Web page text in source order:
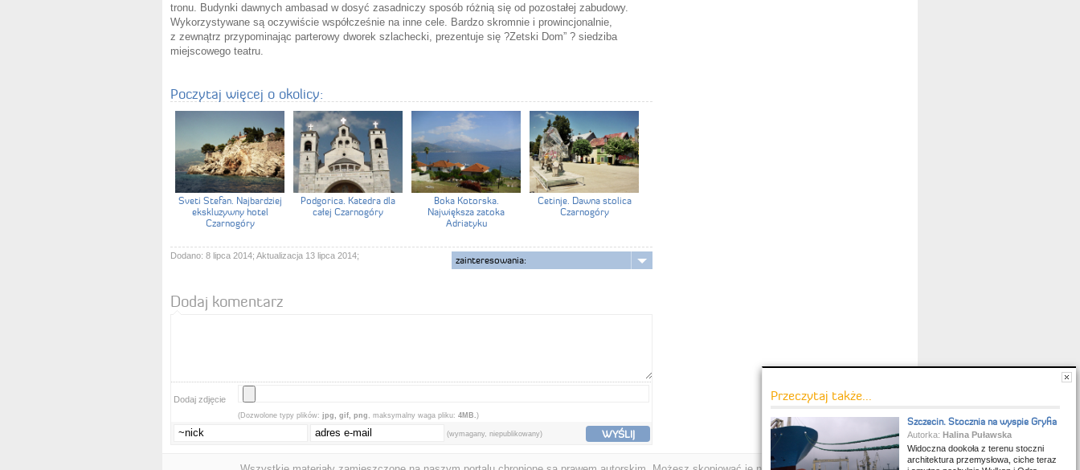
tronu. Budynki dawnych ambasad w dosyć zasadniczy sposób różnią się od pozostałej zabudowy.
Wykorzystywane są oczywiście współcześnie na inne cele. Bardzo skromnie i prowincjonalnie,
z zewnątrz przypominając parterowy dworek szlachecki, prezentuje się ?Zetski Dom” ? siedziba
miejscowego teatru.
Poczytaj więcej o okolicy:
Sveti Stefan. Najbardziej
ekskluzywny hotel
Czarnogóry
Podgorica. Katedra dla
całej Czarnogóry
Boka Kotorska.
Największa zatoka
Adriatyku
Cetinje. Dawna stolica
Czarnogóry
Dodano: 8 lipca 2014; Aktualizacja 13 lipca 2014; zainteresowania:
Dodaj komentarz
Dodaj zdjęcie
(Dozwolone typy plików: jpg, gif, png , maksymalny waga pliku: 4MB.)
(wymagany, niepublikowany) WYŚLIJ
Przeczytaj także...
Szczecin. Stocznia na wyspie Gryfia
Autorka: Halina Puławska
Widoczna dookoła z terenu stoczni
architektura przemysłowa, ciche teraz